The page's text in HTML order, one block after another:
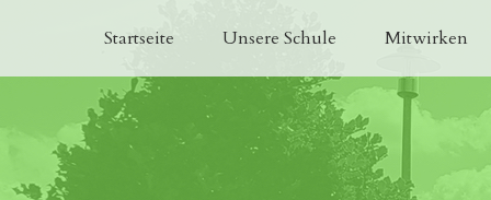
Startseite Unsere Schule Mitwirken